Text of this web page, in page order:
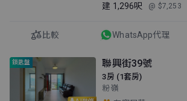
建 1,296呎 @ $7,253
比較 WhatsApp代理
鎖匙盤 聯興街39號
3房 (1套房)
粉嶺